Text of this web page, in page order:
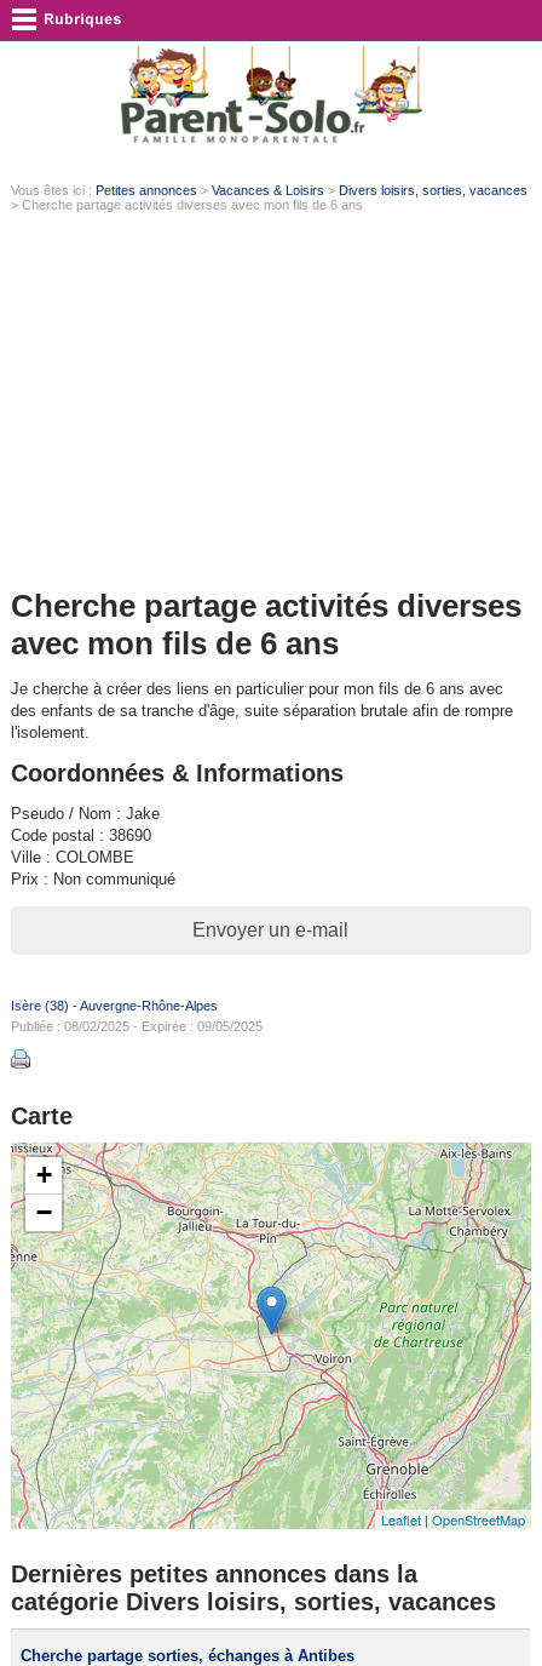
Vous êtes ici : Petites annonces > Vacances & Loisirs > Divers loisirs, sorties, vacances
> Cherche partage activités diverses avec mon fils de 6 ans
Cherche partage activités diverses
avec mon fils de 6 ans
Je cherche à créer des liens en particulier pour mon fils de 6 ans avec
des enfants de sa tranche d'âge, suite séparation brutale afin de rompre
l'isolement.
Coordonnées & Informations
Pseudo / Nom : Jake
Code postal : 38690
Ville : COLOMBE
Prix : Non communiqué
Envoyer un e-mail
Isère (38) -Auvergne-Rhône-Alpes
Publiée : 08/02/2025 - Expirée : 09/05/2025
Carte
+
−
Leaflet |OpenStreetMap
Dernières petites annonces dans la
catégorie Divers loisirs, sorties, vacances
Cherche partage sorties, échanges à Antibes